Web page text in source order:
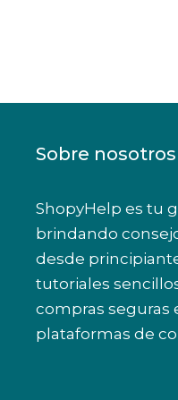
Sobre nosotros
ShopyHelp es tu
brindando
desde
tutoriales
compras seguras
plataformas de